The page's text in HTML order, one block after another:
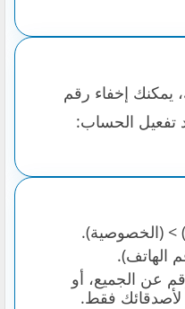
إخفاء رقم
تفعيل الحساب:
> (الخصوصية).
الهاتف).
عن الجميع، أو
لأصدقائك فقط.